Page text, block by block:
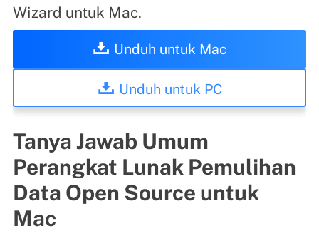
Wizard untuk Mac.
Unduh untuk Mac
Unduh untuk PC
Tanya Jawab Umum
Perangkat Lunak Pemulihan
Data Open Source untuk
Mac